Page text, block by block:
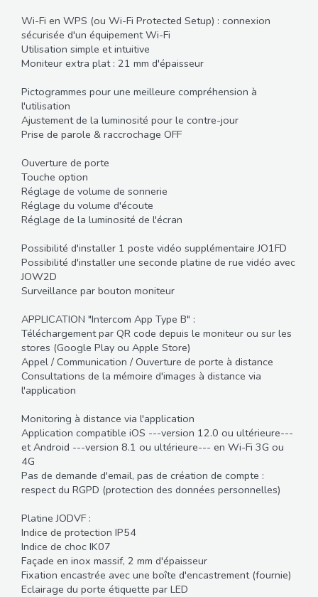
Wi-Fi en WPS (ou Wi-Fi Protected Setup) : connexion
sécurisée d'un équipement Wi-Fi
Utilisation simple et intuitive
Moniteur extra plat : 21 mm d'épaisseur
Pictogrammes pour une meilleure compréhension à
l'utilisation
Ajustement de la luminosité pour le contre-jour
Prise de parole & raccrochage OFF
Ouverture de porte
Touche option
Réglage de volume de sonnerie
Réglage du volume d'écoute
Réglage de la luminosité de l'écran
Possibilité d'installer 1 poste vidéo supplémentaire JO1FD
Possibilité d'installer une seconde platine de rue vidéo avec
JOW2D
Surveillance par bouton moniteur
APPLICATION "Intercom App Type B" :
Téléchargement par QR code depuis le moniteur ou sur les
stores (Google Play ou Apple Store)
Appel / Communication / Ouverture de porte à distance
Consultations de la mémoire d'images à distance via
l'application
Monitoring à distance via l'application
Application compatible iOS ---version 12.0 ou ultérieure---
et Android ---version 8.1 ou ultérieure--- en Wi-Fi 3G ou
4G
Pas de demande d'email, pas de création de compte :
respect du RGPD (protection des données personnelles)
Platine JODVF :
Indice de protection IP54
Indice de choc IK07
Façade en inox massif, 2 mm d'épaisseur
Fixation encastrée avec une boîte d'encastrement (fournie)
Eclairage du porte étiquette par LED